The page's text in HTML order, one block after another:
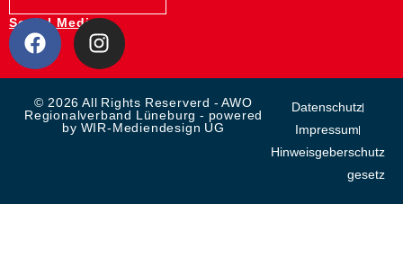
Social Media:
© 2026 All Rights Reserverd - AWO
Regionalverband Lüneburg - powered
by WIR-Mediendesign UG
Datenschutz
Impressum
Hinweisgeberschutz
gesetz